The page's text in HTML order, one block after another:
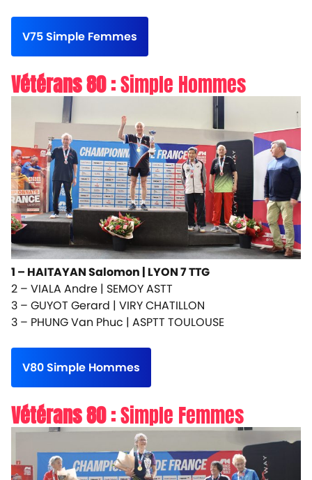
V75 Simple Femmes
Vétérans 80 :Simple Hommes
1 – HAITAYAN Salomon | LYON 7 TTG
2 – VIALA Andre | SEMOY ASTT
3 – GUYOT Gerard | VIRY CHATILLON
3 – PHUNG Van Phuc | ASPTT TOULOUSE
V80 Simple Hommes
Vétérans 80 :Simple Femmes